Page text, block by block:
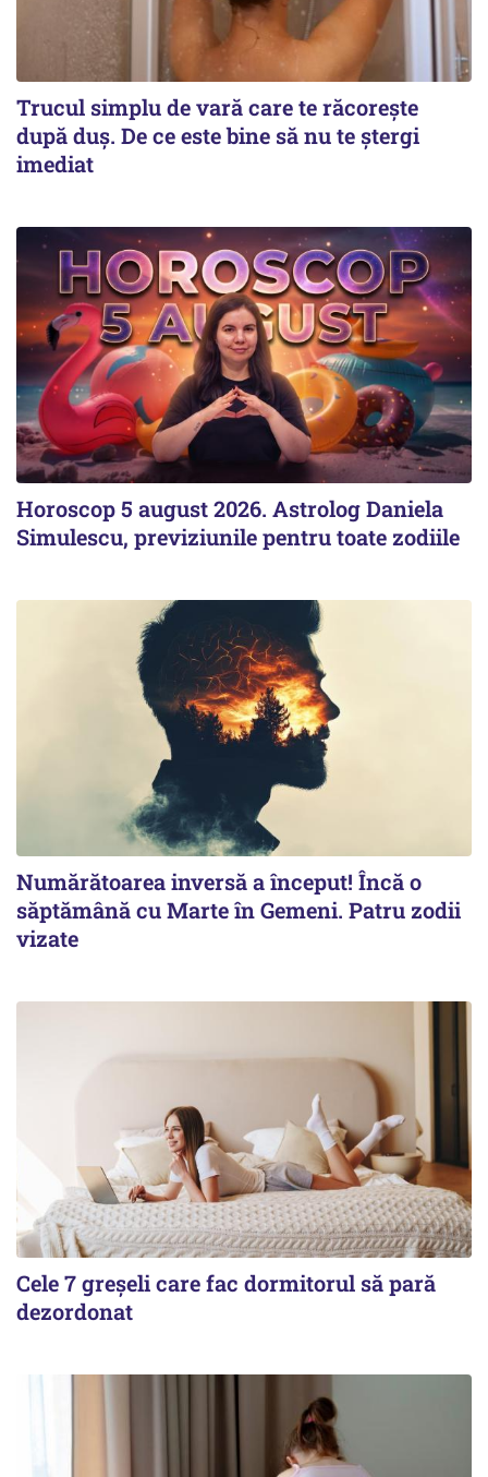
Trucul simplu de vară care te răcorește
după duș. De ce este bine să nu te ștergi
imediat
Horoscop 5 august 2026. Astrolog Daniela
Simulescu, previziunile pentru toate zodiile
Numărătoarea inversă a început! Încă o
săptămână cu Marte în Gemeni. Patru zodii
vizate
Cele 7 greșeli care fac dormitorul să pară
dezordonat